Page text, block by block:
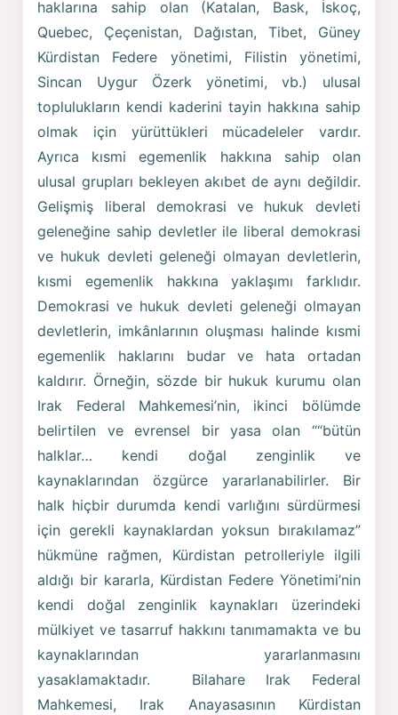
haklarına sahip olan (Katalan, Bask, İskoç,
Quebec, Çeçenistan, Dağıstan, Tibet, Güney
Kürdistan Federe yönetimi, Filistin yönetimi,
Sincan Uygur Özerk yönetimi, vb.) ulusal
toplulukların kendi kaderini tayin hakkına sahip
olmak için yürüttükleri mücadeleler vardır.
Ayrıca kısmi egemenlik hakkına sahip olan
ulusal grupları bekleyen akıbet de aynı değildir.
Gelişmiş liberal demokrasi ve hukuk devleti
geleneğine sahip devletler ile liberal demokrasi
ve hukuk devleti geleneği olmayan devletlerin,
kısmi egemenlik hakkına yaklaşımı farklıdır.
Demokrasi ve hukuk devleti geleneği olmayan
devletlerin, imkânlarının oluşması halinde kısmi
egemenlik haklarını budar ve hata ortadan
kaldırır. Örneğin, sözde bir hukuk kurumu olan
Irak Federal Mahkemesi’nin, ikinci bölümde
belirtilen ve evrensel bir yasa olan ““bütün
halklar… kendi doğal zenginlik ve
kaynaklarından özgürce yararlanabilirler. Bir
halk hiçbir durumda kendi varlığını sürdürmesi
için gerekli kaynaklardan yoksun bırakılamaz”
hükmüne rağmen, Kürdistan petrolleriyle ilgili
aldığı bir kararla, Kürdistan Federe Yönetimi’nin
kendi doğal zenginlik kaynakları üzerindeki
mülkiyet ve tasarruf hakkını tanımamakta ve bu
kaynaklarından yararlanmasını
yasaklamaktadır. Bilahare Irak Federal
Mahkemesi, Irak Anayasasının Kürdistan